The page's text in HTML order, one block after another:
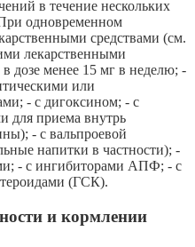
в течение нескольких
одновременном
средствами (см.
лекарственными
дозе менее 15 мг в неделю; -
или
- с дигоксином; - с
для приема внутрь
- с вальпроевой
напитки в частности); -
- с ингибиторами АПФ; - с
(ГСК).
и кормлении